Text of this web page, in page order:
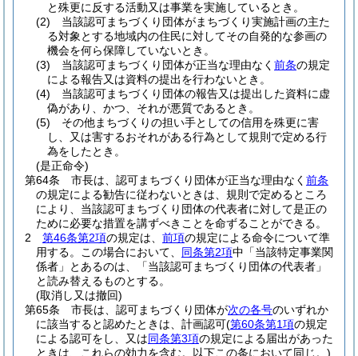
と殊更に反する活動又は事業を実施しているとき。
(2)
当該認可まちづくり団体がまちづくり実施計画の主た
る対象とする地域内の住民に対してその自発的な参画の
機会を何ら保障していないとき。
(3)
当該認可まちづくり団体が正当な理由なく 前条の規定
による報告又は資料の提出を行わないとき。
(4)
当該認可まちづくり団体の報告又は提出した資料に虚
偽があり、かつ、それが悪質であるとき。
(5)
その他まちづくりの担い手としての信用を殊更に害
し、又は害するおそれがある行為として規則で定める行
為をしたとき。
(是正命令)
第64条
市長は、認可まちづくり団体が正当な理由なく 前条
の規定による勧告に従わないときは、規則で定めるところ
により、当該認可まちづくり団体の代表者に対して是正の
ために必要な措置を講ずべきことを命ずることができる。
2
第46条第2項の規定は、 前項の規定による命令について準
用する。
この場合において、 同条第2項中「当該特定事業関
係者」とあるのは、「当該認可まちづくり団体の代表者」
と読み替えるものとする。
(取消し又は撤回)
第65条
市長は、認可まちづくり団体が次の各号のいずれか
に該当すると認めたときは、計画認可(第60条第1項の規定
による認可をし、又は同条第3項の規定による届出があった
ときは、これらの効力を含む。以下この条において同じ。)